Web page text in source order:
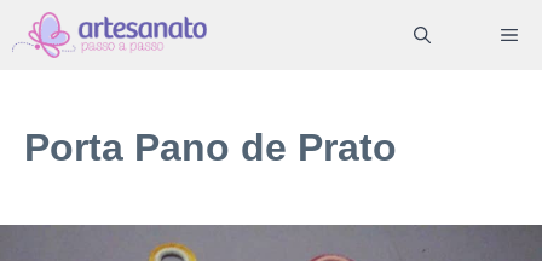
Pular
para
conteúdo
Porta Pano de Prato